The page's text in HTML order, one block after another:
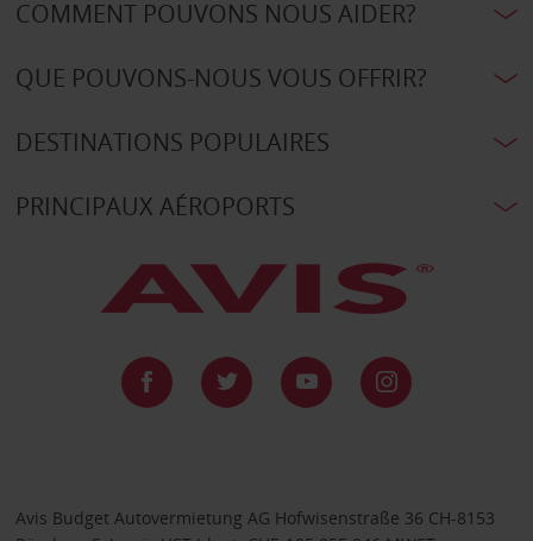
COMMENT POUVONS NOUS AIDER?
QUE POUVONS-NOUS VOUS OFFRIR?
DESTINATIONS POPULAIRES
PRINCIPAUX AÉROPORTS
Avis Budget Autovermietung AG Hofwisenstraße 36 CH-8153